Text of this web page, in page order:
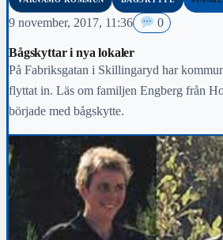
9 november, 2017, 11:36 0
Bågskyttar i nya lokaler
På Fabriksgatan i Skillingaryd har
flyttat in. Läs om familjen Engberg från
började med bågskytte.